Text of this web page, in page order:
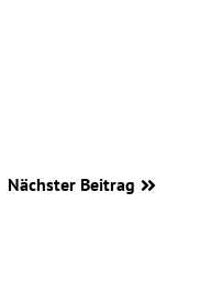
Nächster Beitrag